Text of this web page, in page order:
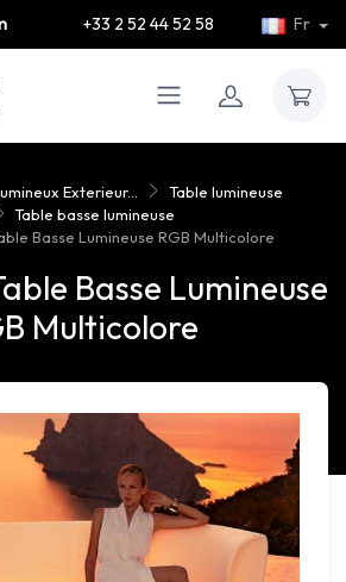
+33 2 52 44 52 58 Fr
Exterieur...
Table lumineuse
Table basse lumineuse
Basse Lumineuse RGB Multicolore
Basse Lumineuse
Multicolore